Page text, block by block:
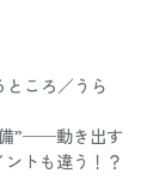
ところ／うら
備”──動き出す
トも違う！？